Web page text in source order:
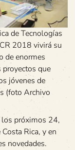
de Tecnologías
2018 vivirá su
de enormes
proyectos que
jóvenes de
(foto Archivo
los próximos 24,
Rica, y en
novedades.